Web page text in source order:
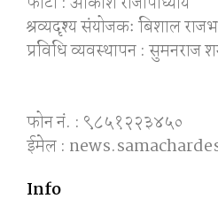
श्रव्यदृश्य संयोजकः बिशाल
प्रविधि व्यवस्थापन : सुमनराज
फोन नं. : ९८५१२२३४५०
ईमेल :
Info